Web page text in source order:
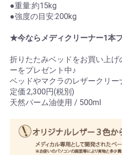
●重量:約15kg
●強度の目安:200kg
★今ならメディクリーナー1本
折りたたみベッドをお買い上
ーをプレゼント中♪
ベッドやマクラのレザークリー
定価:2,300円(税別)
天然パーム油使用 / 500ml